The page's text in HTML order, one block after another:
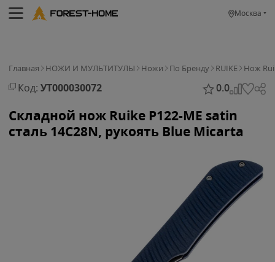
Москва
Главная НОЖИ И МУЛЬТИТУЛЫ Ножи По Бренду RUIKE Нож
Код: УТ000030072 0.0
Складной нож Ruike P122-ME satin
cталь 14C28N, рукоять Blue Micarta